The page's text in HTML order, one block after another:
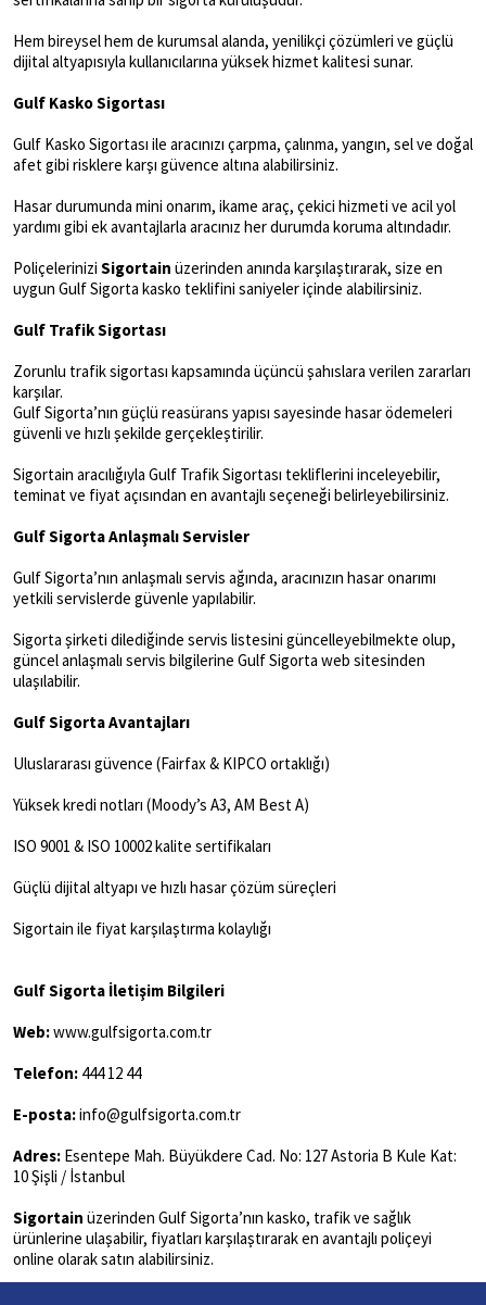
Hem bireysel hem de kurumsal alanda, yenilikçi çözümleri ve güçlü
dijital altyapısıyla kullanıcılarına yüksek hizmet kalitesi sunar.
Gulf Kasko Sigortası
Gulf Kasko Sigortası ile aracınızı çarpma, çalınma, yangın, sel ve doğal
afet gibi risklere karşı güvence altına alabilirsiniz.
Hasar durumunda mini onarım, ikame araç, çekici hizmeti ve acil yol
yardımı gibi ek avantajlarla aracınız her durumda koruma altındadır.
Poliçelerinizi Sigortain üzerinden anında karşılaştırarak, size en
uygun Gulf Sigorta kasko teklifini saniyeler içinde alabilirsiniz.
Gulf Trafik Sigortası
Zorunlu trafik sigortası kapsamında üçüncü şahıslara verilen zararları
karşılar.
Gulf Sigorta’nın güçlü reasürans yapısı sayesinde hasar ödemeleri
güvenli ve hızlı şekilde gerçekleştirilir.
Sigortain aracılığıyla Gulf Trafik Sigortası tekliflerini inceleyebilir,
teminat ve fiyat açısından en avantajlı seçeneği belirleyebilirsiniz.
Gulf Sigorta Anlaşmalı Servisler
Gulf Sigorta’nın anlaşmalı servis ağında, aracınızın hasar onarımı
yetkili servislerde güvenle yapılabilir.
Sigorta şirketi dilediğinde servis listesini güncelleyebilmekte olup,
güncel anlaşmalı servis bilgilerine Gulf Sigorta web sitesinden
ulaşılabilir.
Gulf Sigorta Avantajları
Uluslararası güvence (Fairfax & KIPCO ortaklığı)
Yüksek kredi notları (Moody’s A3, AM Best A)
ISO 9001 & ISO 10002 kalite sertifikaları
Güçlü dijital altyapı ve hızlı hasar çözüm süreçleri
Sigortain ile fiyat karşılaştırma kolaylığı
Gulf Sigorta İletişim Bilgileri
Web:www.gulfsigorta.com.tr
Telefon: 444 12 44
E-posta:info@gulfsigorta.com.tr
Adres: Esentepe Mah. Büyükdere Cad. No: 127 Astoria B Kule Kat:
10 Şişli / İstanbul
Sigortain üzerinden Gulf Sigorta’nın kasko, trafik ve sağlık
ürünlerine ulaşabilir, fiyatları karşılaştırarak en avantajlı poliçeyi
online olarak satın alabilirsiniz.